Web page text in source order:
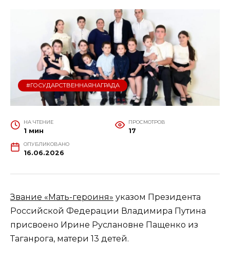
#ГОСУДАРСТВЕННАЯНАГРАДА
НА ЧТЕНИЕ
1 мин
ПРОСМОТРОВ
17
ОПУБЛИКОВАНО
16.06.2026
Звание «Мать-героиня» указом Президента
Российской Федерации Владимира Путина
присвоено Ирине Руслановне Пащенко из
Таганрога, матери 13 детей.